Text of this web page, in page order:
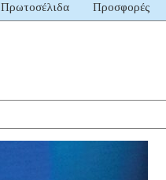
Πρωτοσέλιδα Προσφορές